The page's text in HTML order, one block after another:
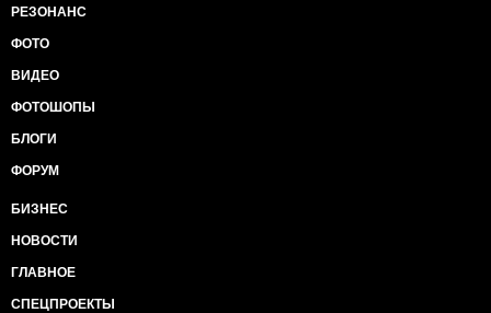
РЕЗОНАНС
ФОТО
ВИДЕО
ФОТОШОПЫ
БЛОГИ
ФОРУМ
БИЗНЕС
НОВОСТИ
ГЛАВНОЕ
СПЕЦПРОЕКТЫ